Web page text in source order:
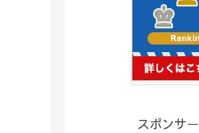
スポンサ